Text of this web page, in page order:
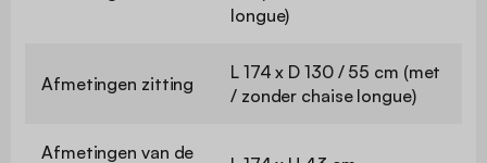
longue)
Afmetingen zitting
L 174 x D 130 / 55 cm (met
/ zonder chaise longue)
Afmetingen van de